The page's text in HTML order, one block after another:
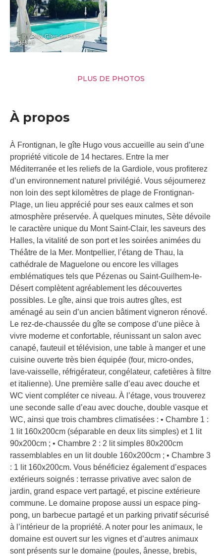
– © ©Relai Gîtes de France
Hérault
PLUS DE PHOTOS
À propos
À Frontignan, le gîte Hugo vous accueille au sein d’une
propriété viticole de 14 hectares. Entre la mer
Méditerranée et les reliefs de la Gardiole, vous profiterez
d’un environnement naturel privilégié. Vous séjournerez
non loin des sept kilomètres de plage de Frontignan-
Plage, un lieu apprécié pour ses eaux calmes et son
atmosphère préservée. À quelques minutes, Sète dévoile
le caractère unique du Mont Saint-Clair, les saveurs des
Halles, la vitalité de son port et les soirées animées du
Théâtre de la Mer. Montpellier, l’étang de Thau, la
cathédrale de Maguelone ou encore les villages
emblématiques tels que Pézenas ou Saint-Guilhem-le-
Désert complètent agréablement les découvertes
possibles. Le gîte, ainsi que trois autres gîtes, est
aménagé au sein d’un ancien bâtiment vigneron rénové.
Le rez-de-chaussée du gîte se compose d’une pièce à
vivre moderne et confortable, réunissant un salon avec
canapé, fauteuil et télévision, une table à manger et une
cuisine ouverte très bien équipée (four, micro-ondes,
lave-vaisselle, réfrigérateur, congélateur, cafetières à filtre
et italienne). Une première salle d’eau avec douche et
WC vient compléter ce niveau. À l’étage, vous trouverez
une seconde salle d’eau avec douche, double vasque et
WC, ainsi que trois chambres climatisées : • Chambre 1 :
1 lit 160x200cm (séparable en deux lits simples) et 1 lit
90x200cm ; • Chambre 2 : 2 lit simples 80x200cm
rassemblables en un lit double 160x200cm ; • Chambre 3
: 1 lit 160x200cm. Vous bénéficiez également d’espaces
extérieurs soignés : terrasse privative avec salon de
jardin, grand espace vert partagé, et piscine extérieure
commune. Le domaine propose aussi un espace ping-
pong, un barbecue partagé et un parking privatif sécurisé
à l’intérieur de la propriété. A noter pour les animaux, le
domaine est ouvert sur les vignes et d’autres animaux
sont présents sur le domaine (poules, ânesse, brebis,